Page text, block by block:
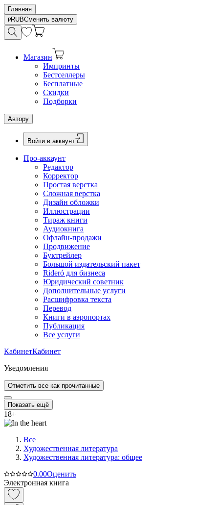
Главная
RUBСменить валюту
Магазин
Импринты
Бестселлеры
Бесплатные
Скидки
Подборки
Автору
Войти в аккаунт
Про-аккаунт
Редактор
Корректор
Простая верстка
Сложная верстка
Дизайн обложки
Иллюстрации
Тираж книги
Аудиокнига
Офлайн-продажи
Продвижение
Буктрейлер
Большой издательский пакет
Rideró для бизнеса
Юридический советник
Дополнительные услуги
Расшифровка текста
Перевод
Книги в аэропортах
Публикация
Все услуги
КабинетКабинет
Уведомления
Отметить все как прочитанные
Показать ещё
18+
Все
Художественная литература
Художественная литература: общее
0.00Оценить
Электронная книга